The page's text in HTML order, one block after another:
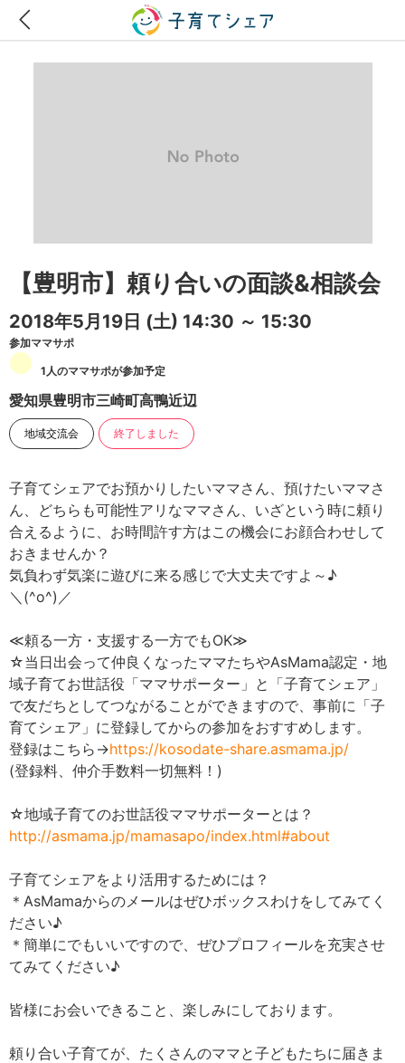
【豊明市】頼り合いの面談&相談会
2018年5月19日 (土) 14:30 ～ 15:30
参加ママサポ
1人のママサポが参加予定
愛知県豊明市三崎町高鴨近辺
地域交流会 終了しました
子育てシェアでお預かりしたいママさん、預けたいママさ
ん、どちらも可能性アリなママさん、いざという時に頼り
合えるように、お時間許す方はこの機会にお顔合わせして
おきませんか？
気負わず気楽に遊びに来る感じで大丈夫ですよ～♪
＼(^o^)／
≪頼る一方・支援する一方でもOK≫
☆当日出会って仲良くなったママたちやAsMama認定・地
域子育てお世話役「ママサポーター」と「子育てシェア」
で友だちとしてつながることができますので、事前に「子
育てシェア」に登録してからの参加をおすすめします。
登録はこちら→https://kosodate-share.asmama.jp/
(登録料、仲介手数料一切無料！)
☆地域子育てのお世話役ママサポーターとは？
http://asmama.jp/mamasapo/index.html#about
子育てシェアをより活用するためには？
＊AsMamaからのメールはぜひボックスわけをしてみてく
ださい♪
＊簡単にでもいいですので、ぜひプロフィールを充実させ
てみてください♪
皆様にお会いできること、楽しみにしております。
頼り合い子育てが、たくさんのママと子どもたちに届きま